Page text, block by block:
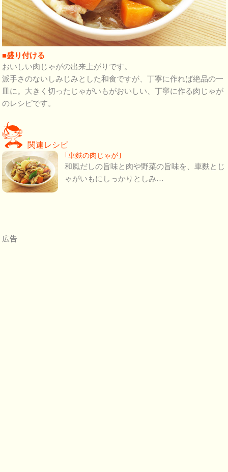
■盛り付ける
おいしい肉じゃがの出来上がりです。
派手さのないしみじみとした和食ですが、丁寧に作れば絶品の一
皿に。大きく切ったじゃがいもがおいしい、丁寧に作る肉じゃが
のレシピです。
関連レシピ
｢車麩の肉じゃが｣
和風だしの旨味と肉や野菜の旨味を、車麩とじ
ゃがいもにしっかりとしみ…
広告